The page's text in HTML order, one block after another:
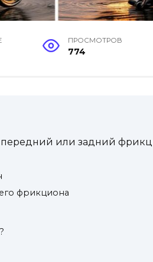
ПРОСМОТРОВ
774
или задний
фрикциона